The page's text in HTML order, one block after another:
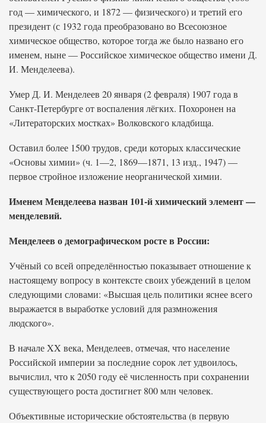
год — химического, и 1872 — физического) и третий его
президент (с 1932 года преобразовано во Всесоюзное
химическое общество, которое тогда же было названо его
именем, ныне — Российское химическое общество имени Д.
И. Менделеева).
Умер Д. И. Менделеев 20 января (2 февраля) 1907 года в
Санкт-Петербурге от воспаления лёгких. Похоронен на
«Литераторских мостках» Волковского кладбища.
Оставил более 1500 трудов, среди которых классические
«Основы химии» (ч. 1—2, 1869—1871, 13 изд., 1947) —
первое стройное изложение неорганической химии.
Именем Менделеева назван 101-й химический элемент —
менделевий.
Менделеев о демографическом росте в России:
Учёный со всей определённостью показывает отношение к
настоящему вопросу в контексте своих убеждений в целом
следующими словами: «Высшая цель политики яснее всего
выражается в выработке условий для размножения
людского».
В начале XX века, Менделеев, отмечая, что население
Российской империи за последние сорок лет удвоилось,
вычислил, что к 2050 году её численность при сохранении
существующего роста достигнет 800 млн человек.
Объективные исторические обстоятельства (в первую